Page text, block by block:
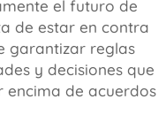
el futuro de
de estar en contra
garantizar reglas
y decisiones que
encima de acuerdos